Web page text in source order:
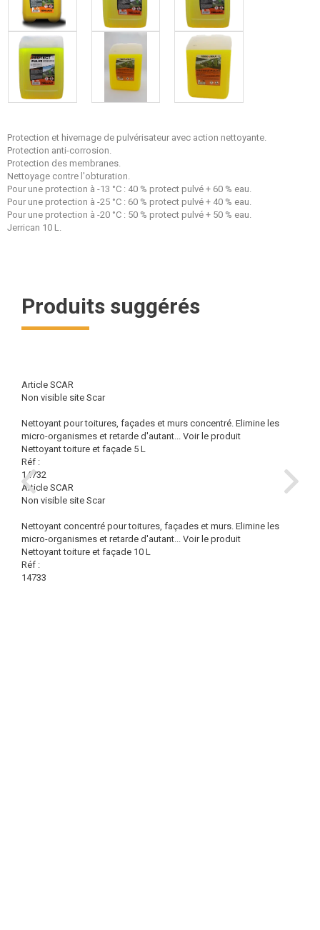
Protection et hivernage de pulvérisateur avec action nettoyante.
Protection anti-corrosion.
Protection des membranes.
Nettoyage contre l'obturation.
Pour une protection à -13 °C : 40 % protect pulvé + 60 % eau.
Pour une protection à -25 °C : 60 % protect pulvé + 40 % eau.
Pour une protection à -20 °C : 50 % protect pulvé + 50 % eau.
Jerrican 10 L.
Produits suggérés
Article SCAR
Non visible site Scar
Nettoyant pour toitures, façades et murs concentré. Elimine les
micro-organismes et retarde d'autant... Voir le produit
Nettoyant toiture et façade 5 L
Réf :
14732
Article SCAR
Non visible site Scar
Nettoyant concentré pour toitures, façades et murs. Elimine les
micro-organismes et retarde d'autant... Voir le produit
Nettoyant toiture et façade 10 L
Réf :
14733